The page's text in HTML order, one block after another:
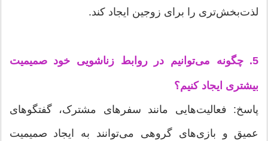
لذت‌بخش‌تری را برای زوجین ایجاد کند.
5. چگونه می‌توانیم در روابط زناشویی خود صمیمیت
بیشتری ایجاد کنیم؟
پاسخ: فعالیت‌هایی مانند سفرهای مشترک، گفتگوهای
عمیق و بازی‌های گروهی می‌توانند به ایجاد صمیمیت